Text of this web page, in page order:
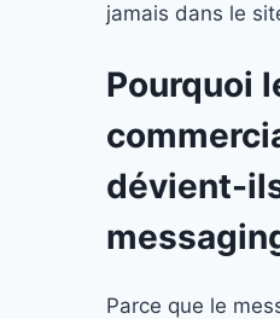
jamais dans le
Pourquoi
dévient-
Parce que le